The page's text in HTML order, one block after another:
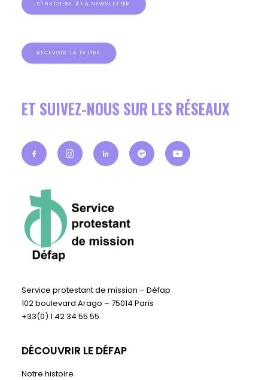
S'INSCRIRE À LA NEWSLETTER
RECEVOIR LA LETTRE
ET SUIVEZ-NOUS SUR LES RÉSEAUX
Service protestant de mission – Défap
102 boulevard Arago – 75014 Paris
+33(0) 1 42 34 55 55
DÉCOUVRIR LE DÉFAP
Notre histoire